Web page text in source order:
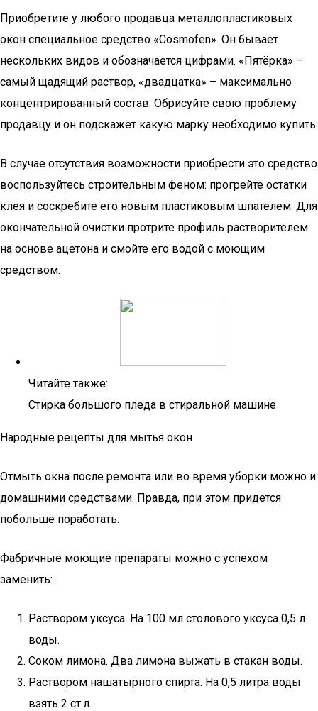
Приобретите у любого продавца металлопластиковых
окон специальное средство «Cosmofen». Он бывает
нескольких видов и обозначается цифрами. «Пятёрка» –
самый щадящий раствор, «двадцатка» – максимально
концентрированный состав. Обрисуйте свою проблему
продавцу и он подскажет какую марку необходимо купить.
В случае отсутствия возможности приобрести это средство
воспользуйтесь строительным феном: прогрейте остатки
клея и соскребите его новым пластиковым шпателем. Для
окончательной очистки протрите профиль растворителем
на основе ацетона и смойте его водой с моющим
средством.
Читайте также:
Стирка большого пледа в стиральной машине
Народные рецепты для мытья окон
Отмыть окна после ремонта или во время уборки можно и
домашними средствами. Правда, при этом придется
побольше поработать.
Фабричные моющие препараты можно с успехом
заменить:
Раствором уксуса. На 100 мл столового уксуса 0,5 л
воды.
Соком лимона. Два лимона выжать в стакан воды.
Раствором нашатырного спирта. На 0,5 литра воды
взять 2 ст.л.